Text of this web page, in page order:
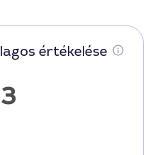
értékelése